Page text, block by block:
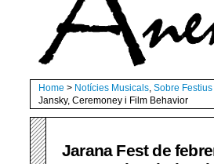
Home > Notícies Musicals, Sobre Festius
Jansky, Ceremoney i Film Behavior
Jarana Fest de